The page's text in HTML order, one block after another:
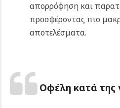
απορρόφηση και
προσφέροντας πιο
αποτελέσματα.
Οφέλη κατά της